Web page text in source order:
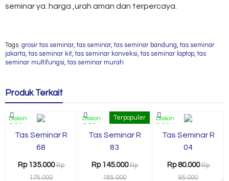
seminar ya. harga ,urah aman dan terpercaya.
Tags: grosir tas seminar,tas seminar,tas seminar bandung,tas seminar
jakarta,tas seminar kit,tas seminar konveksi,tas seminar laptop,tas
seminar multifungsi,tas seminar murah
Produk Terkait
Diskon
23%
Tas Seminar R
68
Rp 135.000 Rp
175.000
Terpopuler
Diskon
22%
Tas Seminar R
83
Rp 145.000 Rp
185.000
Diskon
16%
Tas Seminar R
04
Rp 80.000 Rp
95.000